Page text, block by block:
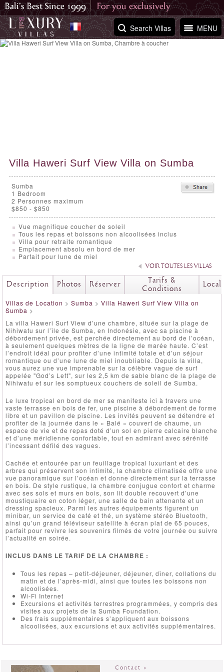
MENU
Search Villas
Villa Haweri Surf View Villa on Sumba
Sumba
1 Bedroom
2 Personnes maximum
$850 - $850
Vue magnifique coucher de soleil
Tous les repas et boissons non alcoolisées inclus
Villa pour retraite romantique
Emplacement absolu en bord de mer
Parfait pour lune de miel
VOIR TOUTES LES VILLAS
Description Photos Réserver
Tarifs &
Conditions
Villas de Location > Sumba > Villa Haweri Surf View Villa on
Sumba >
La villa Haweri Surf View d’une chambre, située sur la plage de
Nihiwatu sur l’île de Sumba, en Indonésie, avec sa piscine à
débordement privée, est perchée directement au bord de l’océan,
à seulement quelques mètres de la ligne de marée haute. C’est
l’endroit idéal pour profiter d’une intimité totale et d’un séjour
romantique ou d’une lune de miel inoubliable. Depuis la villa,
vous aurez une vue imprenable sur la célèbre vague de surf
appelée "God’s Left", sur les 2,5 km de sable blanc de la plage de
Nihiwatu et sur les somptueux couchers de soleil de Sumba.
Le luxe tropical en bord de mer se manifeste ici à travers une
vaste terrasse en bois de fer, une piscine à débordement de forme
libre et un pavillon de piscine. Les invités peuvent se détendre et
profiter de la journée dans le « Balé » couvert de chaume, un
espace de vie et de repas doté d’un sol en pierre calcaire blanche
et d’une méridienne confortable, tout en admirant avec sérénité
l’incessant défilé des vagues.
Cachée et entourée par un feuillage tropical luxuriant et des
arbres qui préservent son intimité, la chambre climatisée offre une
vue panoramique sur l’océan et donne directement sur la terrasse
en bois. De style rustique, la chambre conjugue confort et charme
avec ses sols et murs en bois, son lit double recouvert d’une
moustiquaire en coton léger, une salle de bain attenante et un
dressing spacieux. Parmi les autres équipements figurent un
minibar, un service de café et thé, un système stéréo Bluetooth,
ainsi qu’un grand téléviseur satellite à écran plat de 65 pouces,
parfait pour revivre les souvenirs filmés de votre journée ou suivre
l’actualité en soirée.
INCLUS DANS LE TARIF DE LA CHAMBRE :
Tous les repas – petit-déjeuner, déjeuner, dîner, collations du
matin et de l’après-midi, ainsi que toutes les boissons non
alcoolisées.
Wi-Fi Internet
Excursions et activités terrestres programmées, y compris des
visites aux projets de la Sumba Foundation.
Des frais supplémentaires s’appliquent aux boissons
alcoolisées, aux excursions et aux activités supplémentaires.
Contact »